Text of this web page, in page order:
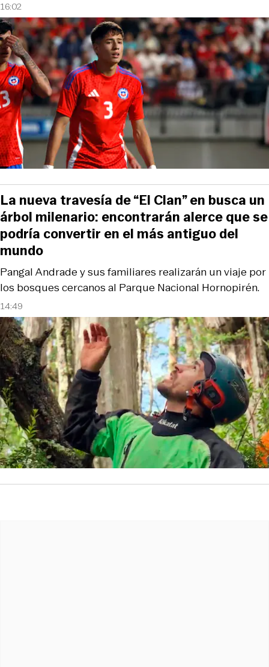
16:02
14:49
Pangal Andrade y sus familiares realizarán un viaje por
los bosques cercanos al Parque Nacional Hornopirén.
La nueva travesía de “El Clan” en busca un
árbol milenario: encontrarán alerce que se
podría convertir en el más antiguo del
mundo